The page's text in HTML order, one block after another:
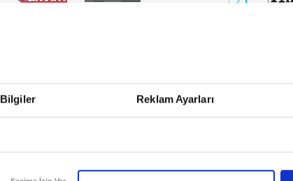
Bilgiler Reklam Ayarları